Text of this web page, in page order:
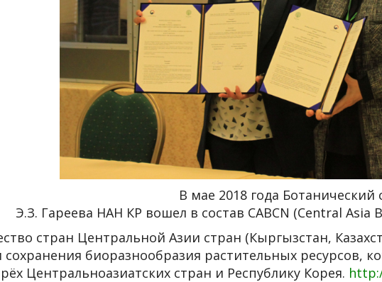
В мае 2018 года Ботанический
Э.З. Гареева НАН КР вошел в состав CABCN (Central
стран Центральной Азии стран (Кыргызстан,
сохранения биоразнообразия растительных ресурсов,
Центральноазиатских стран и Республику Корея.